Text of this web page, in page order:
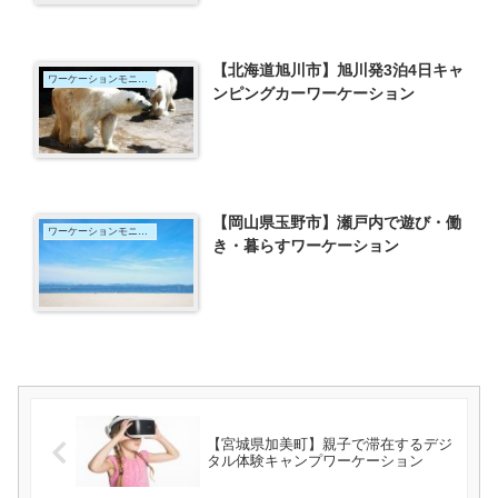
【北海道旭川市】旭川発3泊4日キャ
ンピングカーワーケーション
ワーケーションモニター
【岡山県玉野市】瀬戸内で遊び・働
き・暮らすワーケーション
【宮城県加美町】親子で滞在するデジ
タル体験キャンプワーケーション